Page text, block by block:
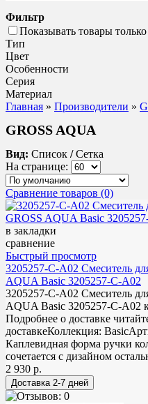
Фильтр
Показывать товары
Тип
Цвет
Особенности
Серия
Материал
Главная » Производители »
GROSS AQUA
Вид: Список / Сетка
На странице:
Сравнение товаров (0)
в закладки
сравнение
Быстрый просмотр
3205257-С-A02 Смеситель
AQUA Basic 3205257-С-A02
3205257-С-A02 Смеситель
AQUA Basic 3205257-С-A02
Подробнее о доставке
доставкеКоллекция:
Каплевидная форма ручки
сочетается с дизайном
2 930 р.